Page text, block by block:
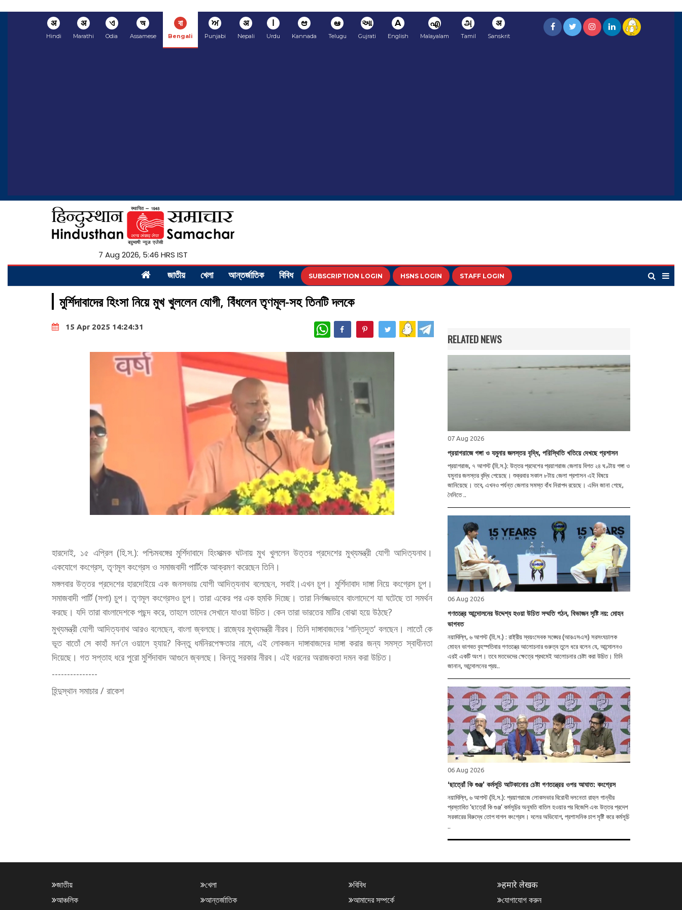
अ
Hindi
अ
Marathi
ଏ
Odia
অ
Assamese
বা
Bengali
ਅ
Punjabi
अ
Nepali
ا
Urdu
ಆ
Kannada
ఆ
Telugu
આ
Gujrati
A
English
എ
Malayalam
அ
Tamil
अ
Sanskrit
7 Aug 2026, 5:46 HRS IST
জাতীয় খেলা আন্তর্জাতিক বিবিধ SUBSCRIPTION LOGIN HSNS LOGIN STAFF LOGIN
মুর্শিদাবাদের হিংসা নিয়ে মুখ খুললেন যোগী, বিঁধলেন তৃণমূল-সহ তিনটি দলকে
15 Apr 2025 14:24:31 WhatsApp
হারদোই, ১৫ এপ্রিল (হি.স.): পশ্চিমবঙ্গের মুর্শিদাবাদে হিংসাত্মক ঘটনায় মুখ খুললেন উত্তর প্রদেশের মুখ্যমন্ত্রী যোগী আদিত্যনাথ।
একযোগে কংগ্রেস, তৃণমূল কংগ্রেস ও সমাজবাদী পার্টিকে আক্রমণ করেছেন তিনি।
মঙ্গলবার উত্তর প্রদেশের হারদোইয়ে এক জনসভায় যোগী আদিত্যনাথ বলেছেন, সবাই।এখন চুপ। মুর্শিদাবাদ দাঙ্গা নিয়ে কংগ্রেস চুপ।
সমাজবাদী পার্টি (সপা) চুপ। তৃণমূল কংগ্রেসও চুপ। তারা একের পর এক হুমকি দিচ্ছে। তারা নির্লজ্জভাবে বাংলাদেশে যা ঘটেছে তা সমর্থন
করছে। যদি তারা বাংলাদেশকে পছন্দ করে, তাহলে তাদের সেখানে যাওয়া উচিত। কেন তারা ভারতের মাটির বোঝা হয়ে উঠছে?
মুখ্যমন্ত্রী যোগী আদিত্যনাথ আরও বলেছেন, বাংলা জ্বলছে। রাজ্যের মুখ্যমন্ত্রী নীরব। তিনি দাঙ্গাবাজদের 'শান্তিদূত' বলছেন। লাতোঁ কে
ভূত বাতোঁ সে কাহাঁ মন'নে ওয়ালে হ্যায়? কিন্তু ধর্মনিরপেক্ষতার নামে, এই লোকজন দাঙ্গাবাজদের দাঙ্গা করার জন্য সমস্ত স্বাধীনতা
দিয়েছে। গত সপ্তাহ ধরে পুরো মুর্শিদাবাদ আগুনে জ্বলছে। কিন্তু সরকার নীরব। এই ধরনের অরাজকতা দমন করা উচিত।
---------------
হিন্দুস্থান সমাচার / রাকেশ
RELATED NEWS
07 Aug 2026
প্রয়াগরাজে গঙ্গা ও যমুনার জলস্তর বৃদ্ধি, পরিস্থিতি খতিয়ে দেখছে প্রশাসন
প্রয়াগরাজ, ৭ আগস্ট (হি.স.): উত্তর প্রদেশের প্রয়াগরাজ জেলায় বিগত ২৪ ঘণ্টায় গঙ্গা ও
যমুনার জলস্তর বৃদ্ধি পেয়েছে। শুক্রবার সকাল ৮টায় জেলা প্রশাসন এই বিষয়ে
জানিয়েছে। তবে, এখনও পর্যন্ত জেলার সমস্ত বাঁধ নিরাপদ রয়েছে। এদিন জানা গেছে,
নৈনিতে ..
06 Aug 2026
গণতন্ত্রে আন্দোলনের উদ্দেশ্য হওয়া উচিত সম্মতি গঠন, বিভাজন সৃষ্টি নয়: মোহন
ভাগবত
নয়াদিল্লি, ৬ আগস্ট (হি.স.) : রাষ্ট্রীয় স্বয়ংসেবক সঙ্ঘের (আরএসএস) সরসংঘচালক
মোহন ভাগবত বৃহস্পতিবার গণতন্ত্রে আলোচনার গুরুত্ব তুলে ধরে বলেন যে, আন্দোলনও
এরই একটি অংশ। তবে মতভেদের ক্ষেত্রে প্রথমেই আলোচনার চেষ্টা করা উচিত। তিনি
জানান, আন্দোলনের প্রয়..
06 Aug 2026
‘ছাত্রোঁ কি গুঞ্জ’ কর্মসূচি আটকানোর চেষ্টা গণতন্ত্রের ওপর আঘাত: কংগ্রেস
নয়াদিল্লি, ৬ আগস্ট (হি.স.): প্রয়াগরাজে লোকসভার বিরোধী দলনেতা রাহুল গান্ধীর
প্রস্তাবিত ‘ছাত্রোঁ কি গুঞ্জ’ কর্মসূচির অনুমতি বাতিল হওয়ার পর বিজেপি এবং উত্তর প্রদেশ
সরকারের বিরুদ্ধে তোপ দাগল কংগ্রেস। দলের অভিযোগ, প্রশাসনিক চাপ সৃষ্টি করে কর্মসূচি
..
জাতীয়
আঞ্চলিক
খেলা
আন্তর্জাতিক
বিবিধ
আমাদের সম্পর্কে
हमारे लेखक
যোগাযোগ করুন